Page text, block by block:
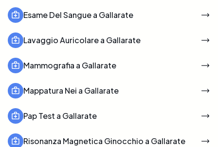
Esame Del Sangue a Gallarate
Lavaggio Auricolare a Gallarate
Mammografia a Gallarate
Mappatura Nei a Gallarate
Pap Test a Gallarate
Risonanza Magnetica Ginocchio a Gallarate